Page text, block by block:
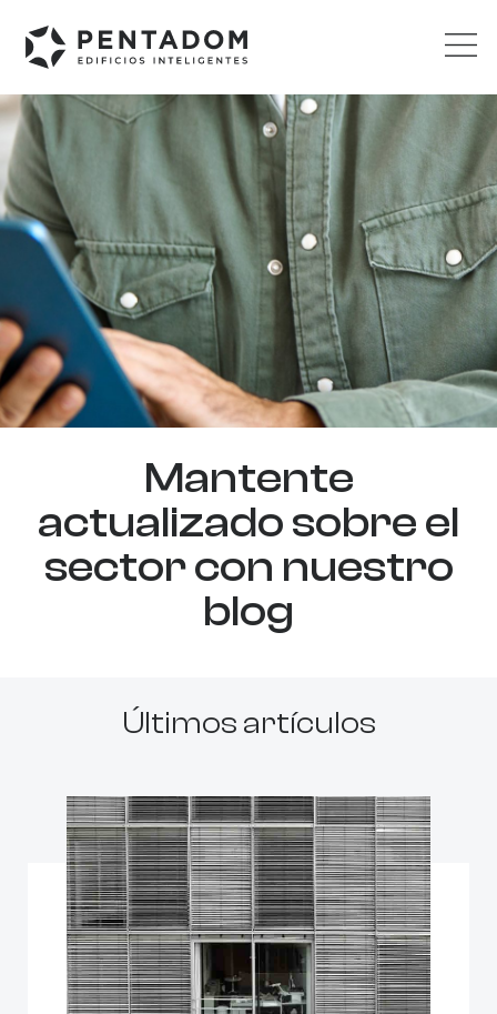
Mantente
actualizado sobre el
sector con nuestro
blog
Últimos artículos